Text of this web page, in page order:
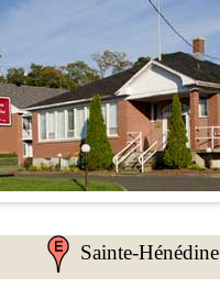
Sainte-Hénédine